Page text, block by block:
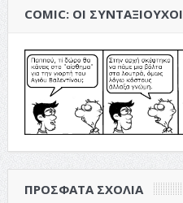
COMIC: ΟΙ ΣΥΝΤΑΞΙΟΎΧΟΙ
ΠΡΌΣΦΑΤΑ ΣΧΌΛΙΑ